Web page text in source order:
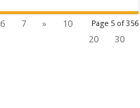
Page 5 of 356
6 7 »
10
20
30